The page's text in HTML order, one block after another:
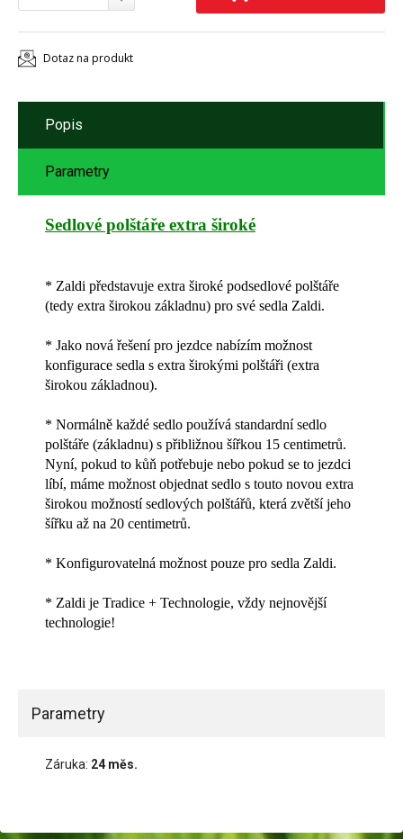
Dotaz na produkt
Popis
Parametry
Sedlové polštáře extra široké
* Zaldi představuje extra široké podsedlové polštáře
(tedy extra širokou základnu) pro své sedla Zaldi.
* Jako nová řešení pro jezdce nabízím možnost
konfigurace sedla s extra širokými polštáři (extra
širokou základnou).
* Normálně každé sedlo používá standardní sedlo
polštáře (základnu) s přibližnou šířkou 15 centimetrů.
Nyní, pokud to kůň potřebuje nebo pokud se to jezdci
líbí, máme možnost objednat sedlo s touto novou extra
širokou možností sedlových polštářů, která zvětší jeho
šířku až na 20 centimetrů.
* Konfigurovatelná možnost pouze pro sedla Zaldi.
* Zaldi je Tradice + Technologie, vždy nejnovější
technologie!
Parametry
Záruka: 24 měs.